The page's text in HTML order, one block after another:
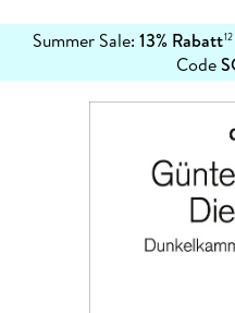
Summer Sale: 13% Rabatt12
Code
erfahren